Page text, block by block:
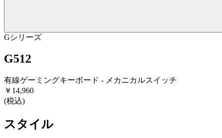
Gシリーズ
G512
有線ゲーミングキーボード - メカニカルスイッチ
￥14,960
(税込)
スタイル